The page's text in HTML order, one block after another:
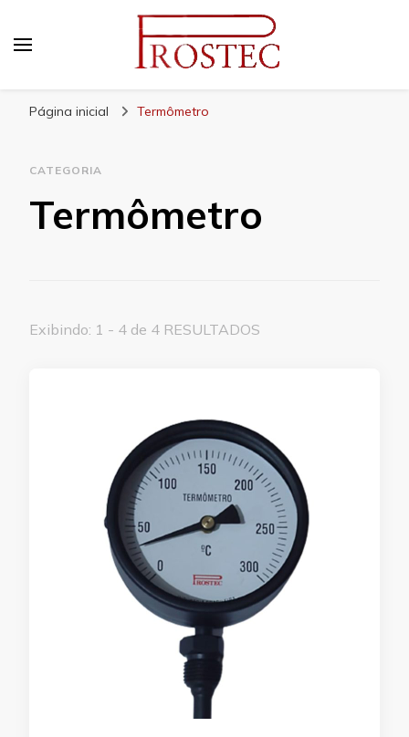
Página inicial Termômetro
CATEGORIA
Termômetro
Exibindo: 1 - 4 de 4 RESULTADOS